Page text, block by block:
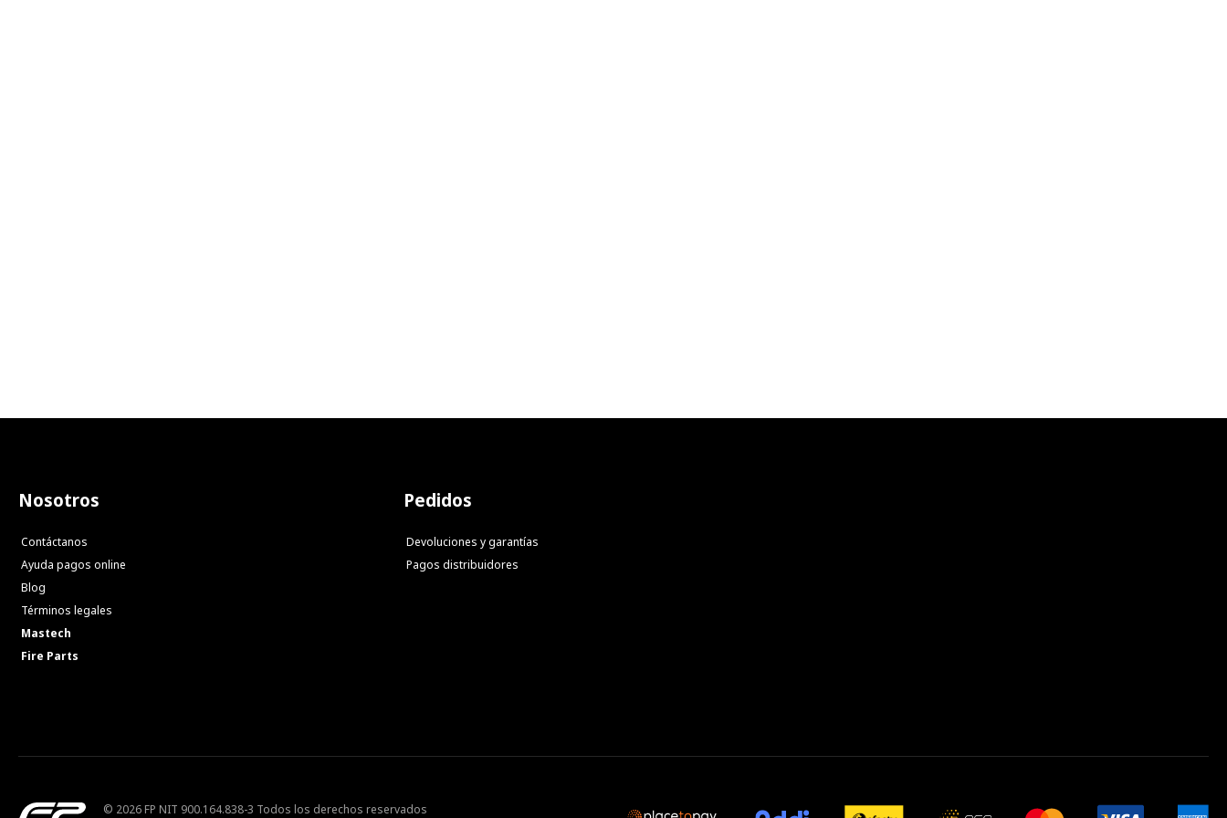
Nosotros
Contáctanos
Ayuda pagos online
Blog
Términos legales
Mastech
Fire Parts
Pedidos
Devoluciones y garantías
Pagos distribuidores
© 2026 FP NIT 900.164.838-3 Todos los derechos reservados